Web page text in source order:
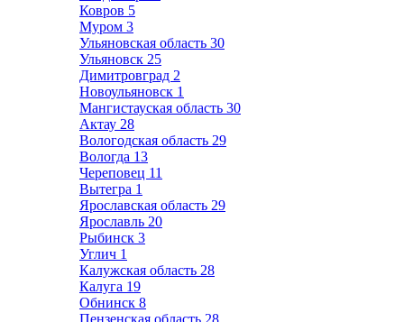
Ковров 5
Муром 3
Ульяновская область 30
Ульяновск 25
Димитровград 2
Новоульяновск 1
Мангистауская область 30
Актау 28
Вологодская область 29
Вологда 13
Череповец 11
Вытегра 1
Ярославская область 29
Ярославль 20
Рыбинск 3
Углич 1
Калужская область 28
Калуга 19
Обнинск 8
Пензенская область 28